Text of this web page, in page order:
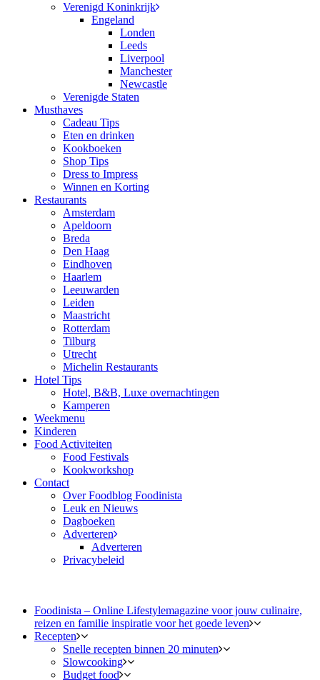
Verenigd Koninkrijk
Engeland
Londen
Leeds
Liverpool
Manchester
Newcastle
Verenigde Staten
Musthaves
Cadeau Tips
Eten en drinken
Kookboeken
Shop Tips
Dress to Impress
Winnen en Korting
Restaurants
Amsterdam
Apeldoorn
Breda
Den Haag
Eindhoven
Haarlem
Leeuwarden
Leiden
Maastricht
Rotterdam
Tilburg
Utrecht
Michelin Restaurants
Hotel Tips
Hotel, B&B, Luxe overnachtingen
Kamperen
Weekmenu
Kinderen
Food Activiteiten
Food Festivals
Kookworkshop
Contact
Over Foodblog Foodinista
Leuk en Nieuws
Dagboeken
Adverteren
Adverteren
Privacybeleid
Foodinista – Online Lifestylemagazine voor jouw culinaire,
reizen en familie inspiratie voor het goede leven
Recepten
Snelle recepten binnen 20 minuten
Slowcooking
Budget food